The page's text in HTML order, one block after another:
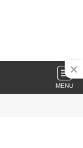
MENU